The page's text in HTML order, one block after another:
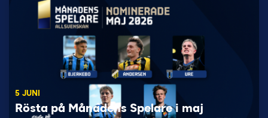
5 JUNI
Rösta på Månadens Spelare i maj